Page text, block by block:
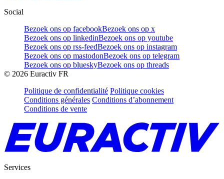
Social
Bezoek ons op facebookBezoek ons op x
Bezoek ons op linkedinBezoek ons op youtube
Bezoek ons op rss-feedBezoek ons op instagram
Bezoek ons op mastodonBezoek ons op telegram
Bezoek ons op blueskyBezoek ons op threads
© 2026 Euractiv FR
Politique de confidentialité Politique cookies
Conditions générales Conditions d’abonnement
Conditions de vente
Services